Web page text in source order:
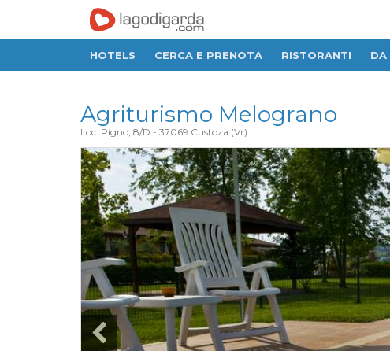
HOTELS CERCA E PRENOTA RISTORANTI DA
Agriturismo Melograno
Loc. Pigno, 8/D - 37069 Custoza (Vr)